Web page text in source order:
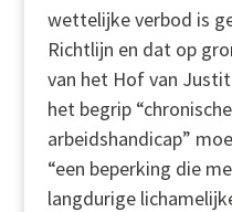
wettelijke verbod is
Richtlijn en dat op
van het Hof van
het begrip
arbeidshandicap”
“een beperking die
langdurige